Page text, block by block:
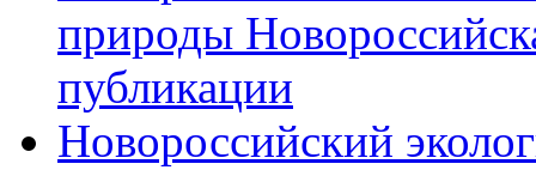
природы
публикации
Новороссийский